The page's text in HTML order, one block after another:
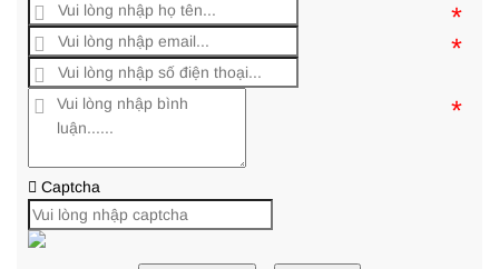
*
*
*
Captcha